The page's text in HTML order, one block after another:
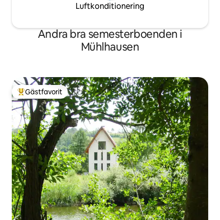
Luftkonditionering
Andra bra semesterboenden i
Mühlhausen
Populär gästfavorit
Gästfavorit